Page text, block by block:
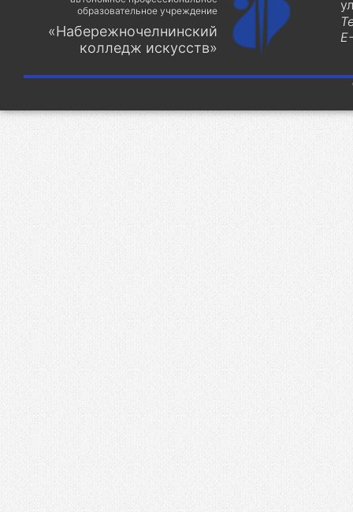
образовательное учреждение
«Набережночелнинский
колледж искусств»